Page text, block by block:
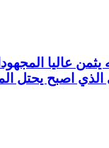
اصبح يحتل